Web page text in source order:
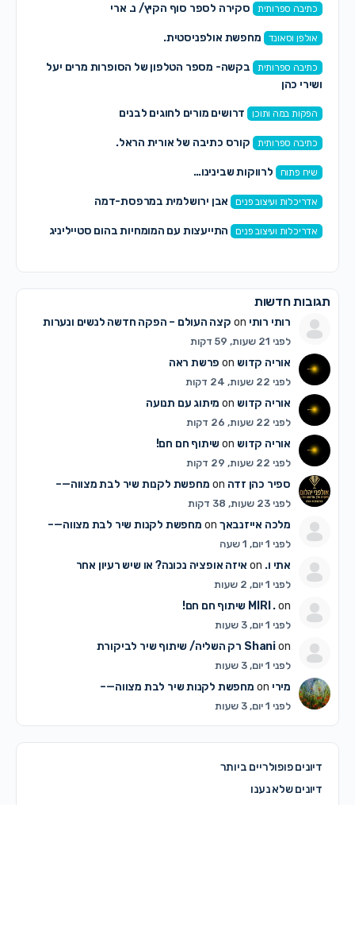
כתיבה ספרותית סקירה לספר סוף הקיץ/ נ. ארי
אולפן וסאונד מחפשת אולפניסטית.
כתיבה ספרותית
בקשה- מספר הטלפון של הסופרות מרים יעל
ושירי כהן
הפקות במה ותוכן דרושים מורים לחוגים לבנים
כתיבה ספרותית קורס כתיבה של אורית הראל.
שיח פתוח לרווקות שבינינו…
אדריכלות ועיצוב פנים אבן ירושלמית במרפסת-דמה
אדריכלות ועיצוב פנים התייעצות עם המומחיות בהום סטייליניג
תגובות חדשות
רותי רותיon קצה העולם – הפקה חדשה לנשים ונערות
לפני 21 שעות, 59 דקות
אוריה קדושon פרשת ראה
לפני 22 שעות, 24 דקות
אוריה קדושon מיתוג עם תנועה
לפני 22 שעות, 26 דקות
אוריה קדושon שיתוף חם חם!
לפני 22 שעות, 29 דקות
ספיר כהן זדהon מחפשת לקנות שיר לבת מצווה—–
לפני 23 שעות, 38 דקות
מלכה אייזנבאךon מחפשת לקנות שיר לבת מצווה—–
לפני 1 יום, 1 שעה
אתי ו.on איזה אופציה נכונה? או שיש רעיון אחר
לפני 1 יום, 2 שעות
MIRI .on שיתוף חם חם!
לפני 1 יום, 3 שעות
Shanion רק השליה/ שיתוף שיר לביקורת
לפני 1 יום, 3 שעות
מיריon מחפשת לקנות שיר לבת מצווה—–
לפני 1 יום, 3 שעות
דיונים פופולריים ביותר
דיונים שלא נענו